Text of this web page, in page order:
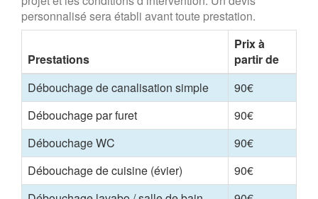
personnalisé sera établi avant toute prestation.
Prestations
Prix à
partir de
Débouchage de canalisation simple
90€
Débouchage par furet
90€
Débouchage WC
90€
Débouchage de cuisine (évier)
90€